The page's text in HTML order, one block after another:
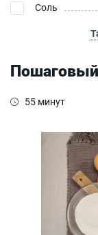
Соль
55 минут